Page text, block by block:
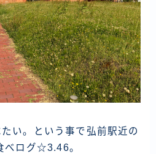
い。という事で弘前駅近の
べログ☆3.46。